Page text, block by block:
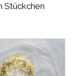
Stückchen